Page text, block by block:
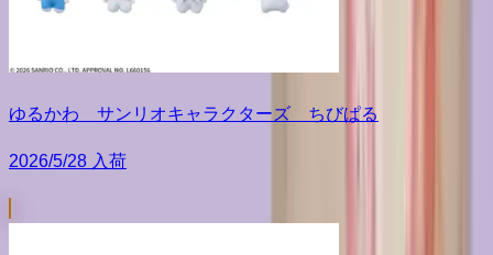
ゆるかわ サンリオキャラクターズ ちびぱる
2026/5/28 入荷